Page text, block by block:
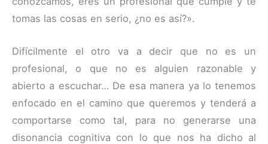
tomas las cosas en serio, ¿no es así?».
Difícilmente el otro va a decir que no es un
profesional, o que no es alguien razonable y
abierto a escuchar… De esa manera ya lo tenemos
enfocado en el camino que queremos y tenderá a
comportarse como tal, para no generarse una
disonancia cognitiva con lo que nos ha dicho al